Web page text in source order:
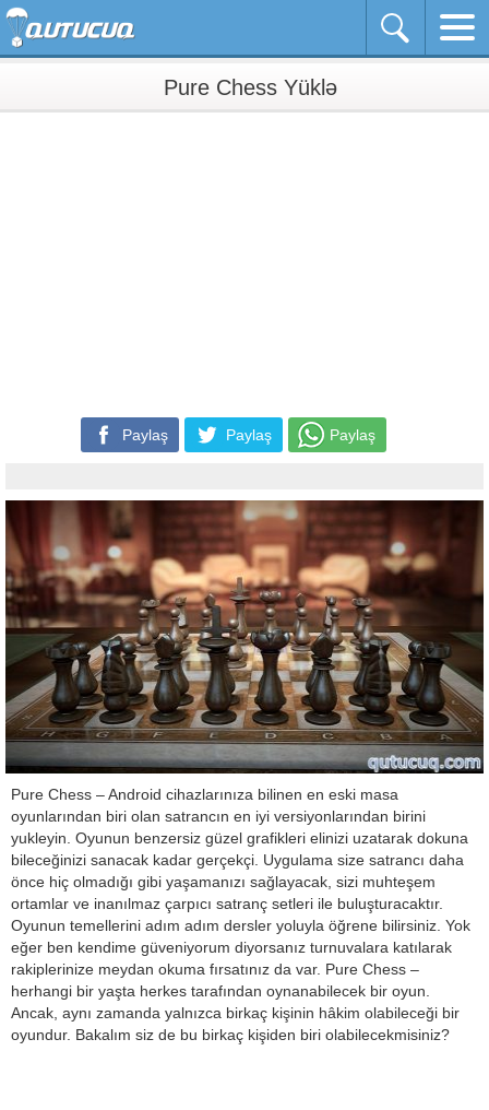
Pure Chess Yüklə
Paylaş Paylaş Paylaş
Pure Chess – Android cihazlarınıza bilinen en eski masa
oyunlarından biri olan satrancın en iyi versiyonlarından birini
yukleyin. Oyunun benzersiz güzel grafikleri elinizi uzatarak dokuna
bileceğinizi sanacak kadar gerçekçi. Uygulama size satrancı daha
önce hiç olmadığı gibi yaşamanızı sağlayacak, sizi muhteşem
ortamlar ve inanılmaz çarpıcı satranç setleri ile buluşturacaktır.
Oyunun temellerini adım adım dersler yoluyla öğrene bilirsiniz. Yok
eğer ben kendime güveniyorum diyorsanız turnuvalara katılarak
rakiplerinize meydan okuma fırsatınız da var. Pure Chess –
herhangi bir yaşta herkes tarafından oynanabilecek bir oyun.
Ancak, aynı zamanda yalnızca birkaç kişinin hâkim olabileceği bir
oyundur. Bakalım siz de bu birkaç kişiden biri olabilecekmisiniz?